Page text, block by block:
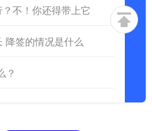
不！你还得带上它
降签的情况是什么
？